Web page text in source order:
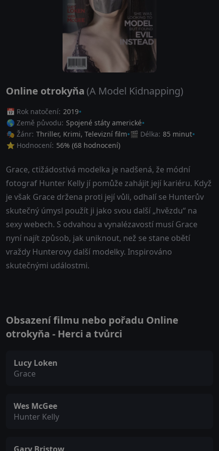
Online otrokyňa (A Model Kidnapping)
📅 Rok natočení: 2019
🌎 Země původu: Spojené státy americké
🎭 Žánr: Thriller, Krimi, Televizní film 🎬 Délka: 85 minut
⭐ Hodnocení: 56% (68 hodnocení)
Grace, ctižádostivá modelka je nadšená, že módní
fotograf Hunter Kelly jí pomůže zahájit její kariéru. Když
je však Grace držena proti její vůli, odhalí se Hunterův
skutečný úmysl použít ji jako svou další „hvězdu“ na
sexy webech. S odvahou a vynalézavostí musí Grace
nyní najít způsob, jak uniknout, než se stane obětí
vraždy Hunterovy další modelky. Inspirováno
skutečnými událostmi.
Obsazení filmu nebo pořadu Online
otrokyňa - Herci a tvůrci
Lucy Loken
Grace
Wes McGee
Hunter Kelly